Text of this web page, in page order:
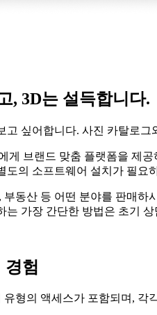
, 3D는 설득합니다.
고 싶어합니다. 사진 카탈로
에게 브랜드 맞춤 플랫폼을
도의 소프트웨어 설치가 필요
동산 등 어떤 분야를 판매하
는 가장 간단한 방법은 초기
경험
유형의 액세스가 포함되며,